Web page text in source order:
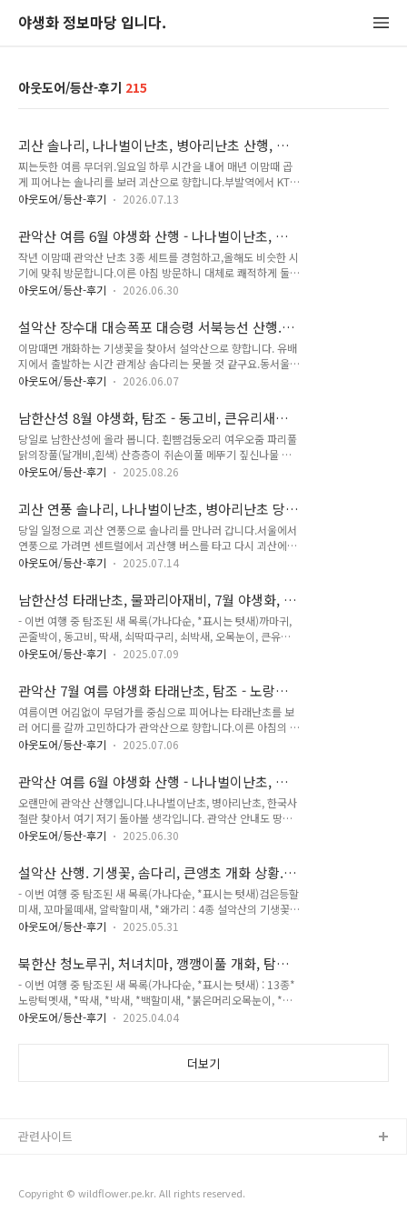
야생화 정보마당 입니다.
아웃도어/등산-후기 215
괴산 솔나리, 나나벌이난초, 병아리난초 산행, 연
풍 시내버스 시간표 (2026-07-12)
찌는듯한 여름 무더위.일요일 하루 시간을 내어 매년 이맘때 곱
게 피어나는 솔나리를 보러 괴산으로 향합니다.부발역에서 KTX-
이음에 접이식 자전거(가로*세로*폭 150cm 이하만 휴대 가능,
할 짐칸 가까운 자리에 표를 구해두고 기다린 뒤, 승차를 합니다.
55분 후 연풍역에 도착합니다. 연풍역 밖에 붙어 있는 KTX 연풍
역 농어촌버스 시간표입니다. 주로 괴산~연풍~수안보, 수안보~
연풍~괴산 버스입니다. 연풍역에 붉은색 시간표를 참고하면 됩
니다. KTX가 도착 후 시내버스가 도착하게끔 되어 있지만, KTX
다. 연풍역 아래 삼거리의 정류장의 시간표입니다. 연풍역에 부
착된 시간표와 약간 다릅..
아웃도어/등산-후기 2026.07.13
관악산 여름 6월 야생화 산행 - 나나벌이난초, 병
아리난초, 한국사철란(로제트사철란) 개화 상황
(2026-06-30)
작년 이맘때 관악산 난초 3종 세트를 경험하고,올해도 비슷한 시
기에 맞춰 방문합니다.이른 아침 방문하니 대체로 쾌적하게 둘러
봤네요.그런데 올해는 개화 상황은 그리 좋지 않아요. 바위취 능
사절란) - 보시다시피 비가 많이 안와서 그런지 꽃 상태가 말라
있습니다. 한국사철란(로제트사절란) - 그나마 윗쪽에 있는 꽃은
마르지 않았는 데, 여름 장마 후에도 남아 있을 지 모르겠네요.
한국사철란(로제트사절란) 병아리난초 병아리난초 병아리난초
병아리난초 바위채송화 꽃며느리밥풀 꽃며느리밥풀 큰까치수영
나나벌이난초도 상태가 별로네요. 나나벌이난초 - 일부 괜찮은
것도 있지만요. 나나벌이난초 집에..
아웃도어/등산-후기 2026.06.30
설악산 장수대 대승폭포 대승령 서북능선 산행.
기생꽃 개화 (2026-06-05)
이맘때면 개화하는 기생꽃을 찾아서 설악산으로 향합니다. 유배
지에서 출발하는 시간 관계상 솜다리는 못볼 것 같구요.동서울에
서 첫차 못타고 7시 30분 버스를 이용합니다.동서울에서 출발하
차합니다.곧바로 산행 시작! 부지런히 올라서 대승폭포를 바라
봅니다. 대승폭포. 언제나 그렇 듯 수량은 많지 않습니다. 오늘
근데 바람이 심상치 않네요... 가리봉, 주걱봉, 삼형제봉 금마타
리 참조팝나무 오늘의 양식. 땅콩소보루 10개 그리고 물 1.5L.
절반정도만 섭취 후 바로 산행을 이어갑니다. 은대난초. 은대난
꿩의다리 쥐오줌풀 인가목(산해당화) - 향은 없습니다. 해당화는
바닷가에서 피며 향..
아웃도어/등산-후기 2026.06.07
남한산성 8월 야생화, 탐조 - 동고비, 큰유리새
(2025-08-22)
당일로 남한산성에 올라 봅니다. 흰뺨검둥오리 여우오줌 파리풀
닭의장풀(달개비,흰색) 산층층이 쥐손이풀 메뚜기 짚신나물 맥
문동 염주괴불주머니 돌콩 쥐손이풀 큰뱀무 딱지꽃 딱지꽃 짚신
나물 동고비 - 크롭 사진입니다. 동고비 - 크롭 사진입니다. 큰유
리새 - 유조(어린새). 크롭 사진입니다. 상사화 날씨가 더운듯 안
더운듯 습도는 높아 후덥지근날 날씨. 시원한 바람이 위안이 되
는 시간이었습니다.
아웃도어/등산-후기 2025.08.26
괴산 연풍 솔나리, 나나벌이난초, 병아리난초 당
일 산행 - 판교 부발 연풍 KTX-이음 시간표, 연풍
농어촌버스 시간표 (2025-07-13)
당일 일정으로 괴산 연풍으로 솔나리를 만나러 갑니다.서울에서
연풍으로 가려면 센트럴에서 괴산행 버스를 타고 다시 괴산에서
연풍으로 가는 농어촌버스를 이용해서 불편했는 데,잘 알아보니,
지 걸어서 1시간 거리지만, 농어촌버스가 열차 하차 시간에 맞춰
운행되기에 5분이면 연풍역에서 연풍정류소까지 편리하게 이용
할 수 있습니다. 2025년 괴산군 연풍역 열차 시간표 안내 판교
에서 연풍 KTX-이음 시간표 및 운임 연풍에서 판교 KTX-이음 시
간표 및 운임 부발에서 연풍 KTX-이음 시간표 및 운임 연풍에서
보다 경강선 부발에서 출도착을 하게되면 왕복 23000원으로 연
풍에 다녀올 수 있..
아웃도어/등산-후기 2025.07.14
남한산성 타래난초, 물꽈리아재비, 7월 야생화, 큰
유리새, 탐조 (2025-07-08)
- 이번 여행 중 탐조된 새 목록(가나다순, *표시는 텃새)까마귀,
곤줄박이, 동고비, 딱새, 쇠딱따구리, 쇠박새, 오목눈이, 큰유리
새 : 8종 폭염이 예상되는 첫날 일찌감치 다녀올 생각으로 남한
성 성곽을 맞이 합니다. 큰꿩의비름 개갓냉이 이른 시간이기도
하고 폭염 때문인 지 걷는 분들은 많이 안보입니다. 짚신나물에
서 득템중인 호리꽃등 큰뱀무 - 성곽길을 걷다 보니 꽤 자주 만날
수 있네요. 까마귀 - 크롭 사진입니다. 파리풀 - 파리풀이 피기 시
작합니다. 층층이꽃 딱새 - 암컷 유조(어린새). 크롭 사진입니다.
입니다. 눈싸움 시작! 동고비 - 크롭 사진입니다. 대표적인 자..
아웃도어/등산-후기 2025.07.09
관악산 7월 여름 야생화 타래난초, 탐조 - 노랑할
미새 (2025-07-06)
여름이면 어김없이 무덤가를 중심으로 피어나는 타래난초를 보
러 어디를 갈까 고민하다가 관악산으로 향합니다.이른 아침의 상
쾌한 공기를 마시며 그 곳으로 향합니다. 금불초 타래난초가 피
담아 봅니다. 타래난초 타래난초 타래난초 - 매크로 타래난초 -
매크로 타래난초 - 매크로 타래난초 타래난초 타래난초 타래난
초 타래난초 홑왕원추리 까마귀 등골나물 - 꽃은 아직 덜 개화된
상태입니다. 큰오색딱따구리 참나리 노랑할미새 - 수컷 노랑할
미새 - 수컷 노랑할미새 - 둥지의 새끼에게 먹이를 주고 분변을
니다. 사철나무 날씨가 흐리고 습하고 더워서 오랫동안 다니지는
못하고 목적만 달성하고,시원한 에어..
아웃도어/등산-후기 2025.07.06
관악산 여름 6월 야생화 산행 - 나나벌이난초, 병
아리난초, 한국사철란(로제트사철란) (2026-06-
29)
오랜만에 관악산 산행입니다.나나벌이난초, 병아리난초, 한국사
철란 찾아서 여기 저기 돌아볼 생각입니다. 관악산 안내도 땅비
싸리 산딸기 - 열매 바위채송화 바위취 좀작살나무 미역줄나무
꽃 염주괴불주머니 나나벌이난초 나나벌이난초 나나벌이난초 -
꽃을 자세히 들여다 봅니다. 나나벌이난초 병아리난초 병아리난
초 병아리난초 한국사철란(로제트사철란) 한국사철란(로제트사
철란) 한국사철란(로제트사철란) 한국사철란(로제트사철란) 관
악산에서 볼 수 있는 3종 난초인 나나벌이난초, 병아리난초, 한
아웃도어/등산-후기 2025.06.30
설악산 산행. 기생꽃, 솜다리, 큰앵초 개화 상황.
소양강 탐조 - 검은등할미새, 꼬마물떼새, 알락할
미새 (2025-05-30)
- 이번 여행 중 탐조된 새 목록(가나다순, *표시는 텃새)검은등할
미새, 꼬마물떼새, 알락할미새, *왜가리 : 4종 설악산의 기생꽃의
개화 상황을 보기 위해 동서울에서 버스를 타고 장수대로 향합니
중간 산에서 새를 관찰할 시간이 있을까요? 장수대분소 버스 정
류장 시간표입니다. 인제시내버스 운행시간표 하늘내린 마을버
스 시간표. 카카오버스를 참고하여 위에 시간표는 원통-01, 아래
시간표는 원통-02로 운행됩니다. 현시간 9시가 안되었고, 원통
으로 가는 원통-02 버스가 15시 55분 장수대분소를 정차하는
아웃도어/등산-후기 2025.05.31
북한산 청노루귀, 처녀치마, 깽깽이풀 개화, 탐조
- 황조롱이 호버링 영상, 윤석열 파면 (2025-04-
04)
- 이번 여행 중 탐조된 새 목록(가나다순, *표시는 텃새) : 13종*
노랑턱멧새, *딱새, *박새, *백할미새, *붉은머리오목눈이, *쇠
박새, 쇠오리, *원앙, *직박구리, *청딱따구리, *큰오색딱따구리,
도 합니다. 오전 11시 집중해서 확인하기로 합니다. 박새 딱새 -
다지 얌전한 흰둥이 - 암컷 11시가 임박하여 양지바른 곳에 머무
아웃도어/등산-후기 2025.04.04
더보기
Copyright © wildflower.pe.kr. All rights reserved.
관련사이트